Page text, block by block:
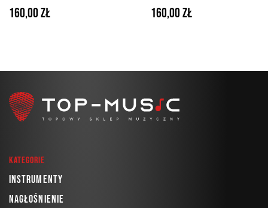
160,00 zł 160,00 zł
Kategorie
Instrumenty
Nagłośnienie